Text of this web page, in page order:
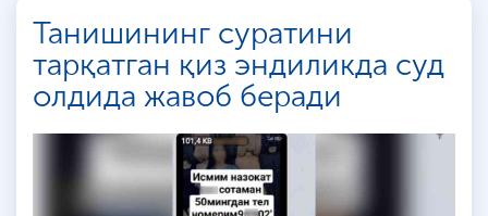
Танишининг суратини
тарқатган қиз эндиликда суд
олдида жавоб беради